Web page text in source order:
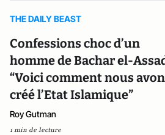
THE DAILY BEAST
Confessions choc d’un
homme de Bachar el-
“Voici comment nous
créé l’Etat Islamique”
Roy Gutman
1 min de lecture